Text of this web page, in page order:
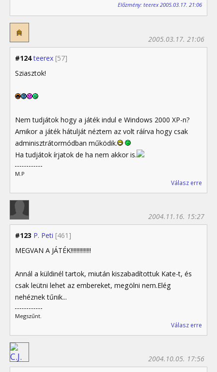
Előzmény: teerex 2005.03.17. 21:06
#124 teerex [57]
2005.03.17. 21:06
Sziasztok!
Nem tudjátok hogy a játék indul e Windows 2000 XP-n?
Amikor a játék hátulját néztem az volt ráírva hogy csak
adminisztrátormódban működik.
Ha tudjátok írjatok de ha nem akkor is.
M.P
Válasz erre
#123 P. Peti [461]
2004.11.16. 15:27
MEGVAN A JÁTÉK!!!!!!!!!!!!!!
Annál a küldinél tartok, miután kiszabadítottuk Kate-t, és
csak leütni lehet az embereket, megölni nem.Elég
nehéznek tűnik...
Megszűnt.
Válasz erre
2004.10.05. 17:56